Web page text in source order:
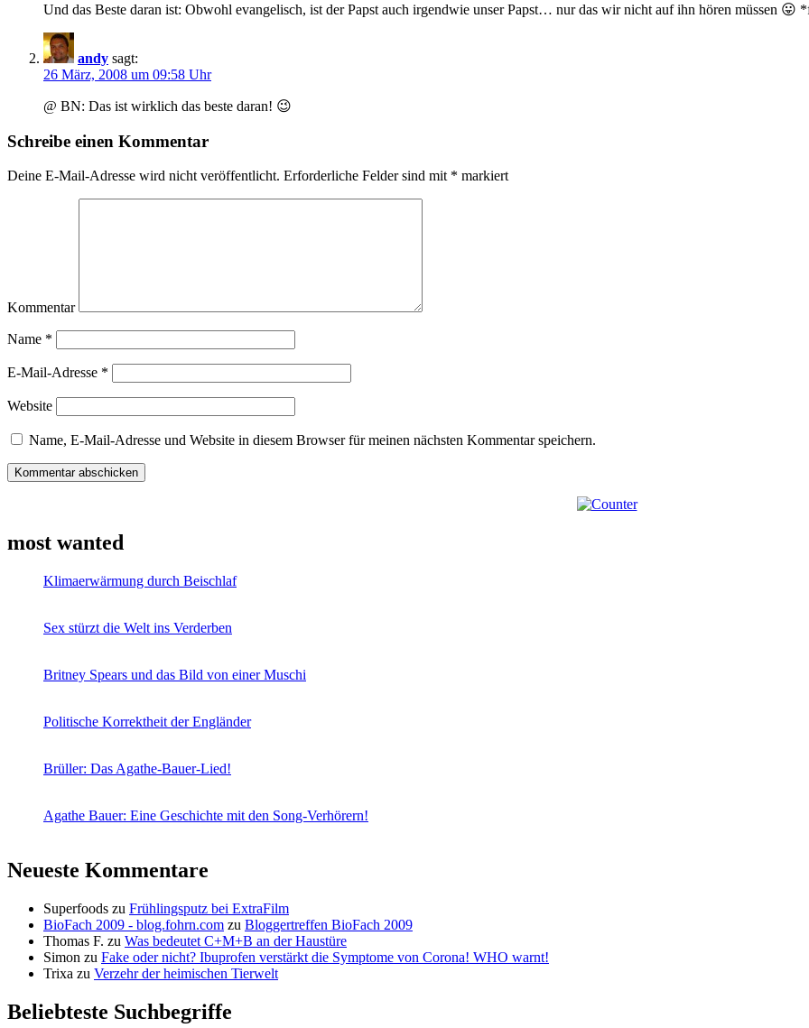
Und das Beste daran ist: Obwohl evangelisch, ist der Papst auch irgendwie unser Papst… nur das wir nicht auf ihn hören müssen 😛
andy sagt:
26 März, 2008 um 09:58 Uhr
@ BN: Das ist wirklich das beste daran! 😉
Schreibe einen Kommentar
Deine E-Mail-Adresse wird nicht veröffentlicht. Erforderliche Felder sind mit * markiert
Kommentar
Name *
E-Mail-Adresse *
Website
Name, E-Mail-Adresse und Website in diesem Browser für meinen nächsten Kommentar speichern.
most wanted
Klimaerwärmung durch Beischlaf
Sex stürzt die Welt ins Verderben
Britney Spears und das Bild von einer Muschi
Politische Korrektheit der Engländer
Brüller: Das Agathe-Bauer-Lied!
Agathe Bauer: Eine Geschichte mit den Song-Verhörern!
Neueste Kommentare
Superfoods zu Frühlingsputz bei ExtraFilm
BioFach 2009 - blog.fohrn.com zu Bloggertreffen BioFach 2009
Thomas F. zu Was bedeutet C+M+B an der Haustüre
Simon zu Fake oder nicht? Ibuprofen verstärkt die Symptome von Corona! WHO warnt!
Trixa zu Verzehr der heimischen Tierwelt
Beliebteste Suchbegriffe